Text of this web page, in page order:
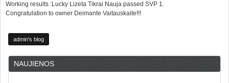
Working results :Lucky Lizeta Tikrai Nauja passed SVP 1.
Congratulation to owner Deimante Vaitauskaite!!!
admin's blog
NAUJIENOS